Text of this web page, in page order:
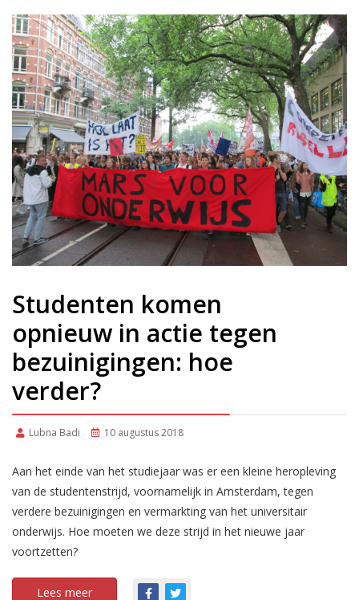
Studenten komen
opnieuw in actie tegen
bezuinigingen: hoe
verder?
Lubna Badi 10 augustus 2018
Aan het einde van het studiejaar was er een kleine heropleving
van de studentenstrijd, voornamelijk in Amsterdam, tegen
verdere bezuinigingen en vermarkting van het universitair
onderwijs. Hoe moeten we deze strijd in het nieuwe jaar
voortzetten?
Lees meer